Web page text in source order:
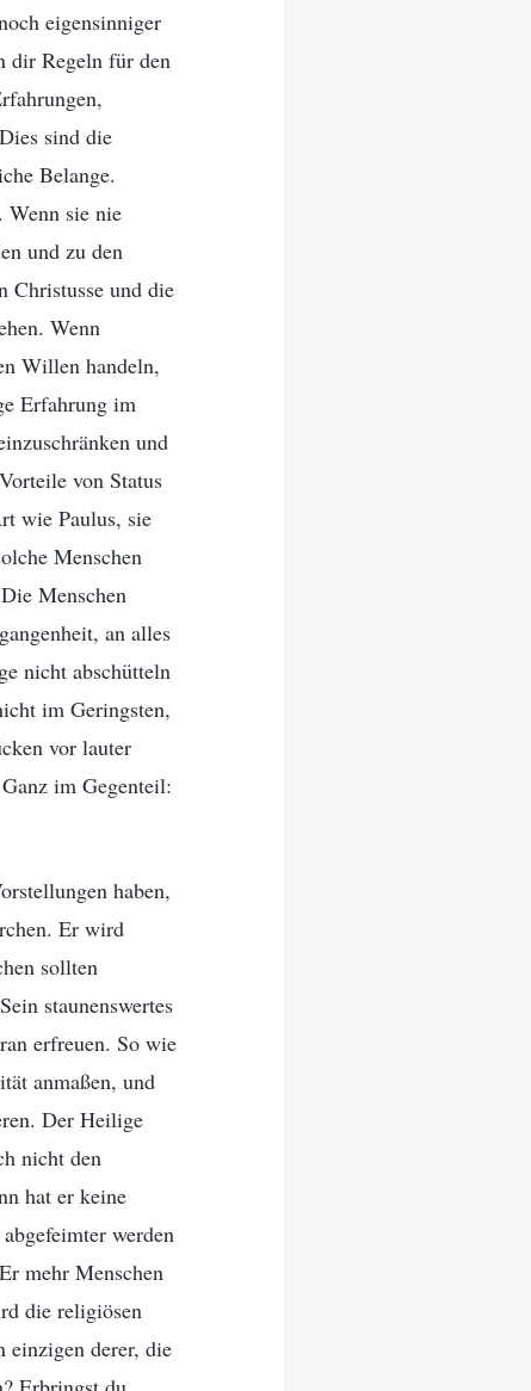
eigensinniger
dir Regeln für den
sind die
Belange.
Wenn sie nie
und zu den
Christusse und die
Wenn
Willen handeln,
Erfahrung im
und
von Status
wie Paulus, sie
Menschen
Menschen
an alles
nicht abschütteln
im Geringsten,
vor lauter
im Gegenteil:
haben,
Er wird
sollten
staunenswertes
erfreuen. So wie
anmaßen, und
Der Heilige
nicht den
hat er keine
werden
mehr Menschen
die religiösen
derer, die